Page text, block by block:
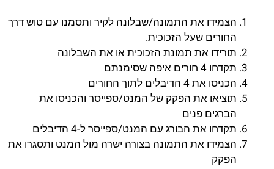
הצמידו את התמונה/שבלונה לקיר ותסמנו עם טוש דרך
החורים שעל הזכוכית.
תורידו את תמונת הזכוכית או את השבלונה
תקדחו 4 חורים איפה שסימנתם
הכניסו את 4 הדיבלים לתוך החורים
תוציאו את הפקק של המנט/ספייסר והכניסו את
הברגים פנים
תקדחו את הבורג עם המנט/ספייסר ל-4 הדיבלים
הצמידו את התמונה בצורה ישרה מול המנט ותסגרו את
הפקק